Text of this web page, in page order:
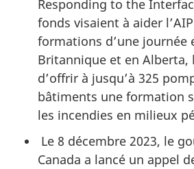
Responding to the
fonds visaient à aider
formations d’une journée
Britannique et en Alberta,
d’offrir à jusqu’à 325
bâtiments une formation
les incendies en milieux
Le 8 décembre 2023, le
Canada a lancé un appel